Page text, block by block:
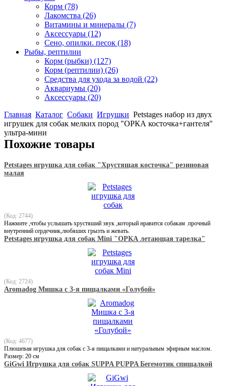
Корм (78)
Лакомства (26)
Витамины и минералы (7)
Аксессуары (12)
Сено, опилки. песок (18)
Рыбы, рептилии
Корм (рыбки) (127)
Корм (рептилии) (26)
Средства для ухода за водой (22)
Аквариумы (20)
Аксессуары (20)
Главная Каталог Собаки Игрушки Petstages набор из двух
игрушек для собак мелких пород "ОРКА косточка+гантеля"
ультра-мини
Похожие товары
Petstages игрушка для собак "Хрустящая косточка" резиновая
малая
(Код: 2744)
Нажмите ,чтобы услышать хрустяший звук ,который нравится собакам .прочный
внутренний сердечник,любяших грызть и жевать.
Petstages игрушка для собак Mini "ОРКА летающая тарелка"
(Код: 2724)
Aromadog Мишка с 3-я пищалками «Голубой»
(Код: 4677)
Плюшевая игрушка для собак с 3-я пищалками и натуральным эфирным маслом.
Размер: 20 см
GiGwi Игрушка для собак SUPPA PUPPA Бегемотик спищалкой